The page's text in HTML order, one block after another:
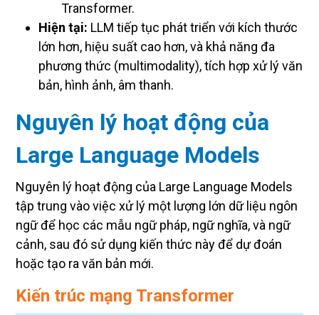
Transformer.
Hiện tại: LLM tiếp tục phát triển với kích thước
lớn hơn, hiệu suất cao hơn, và khả năng đa
phương thức (multimodality), tích hợp xử lý văn
bản, hình ảnh, âm thanh.
Nguyên lý hoạt động của
Large Language Models
Nguyên lý hoạt động của Large Language Models
tập trung vào việc xử lý một lượng lớn dữ liệu ngôn
ngữ để học các mẫu ngữ pháp, ngữ nghĩa, và ngữ
cảnh, sau đó sử dụng kiến thức này để dự đoán
hoặc tạo ra văn bản mới.
Kiến trúc mạng Transformer